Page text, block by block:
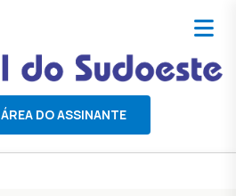
ÁREA DO ASSINANTE